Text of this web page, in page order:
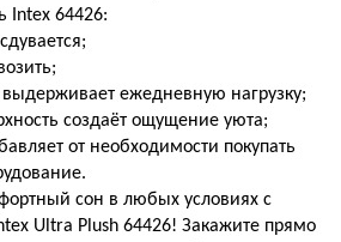
Intex 64426:
выдерживает ежедневную нагрузку;
создаёт ощущение уюта;
от необходимости покупать
сон в любых условиях с
Ultra Plush 64426! Закажите прямо